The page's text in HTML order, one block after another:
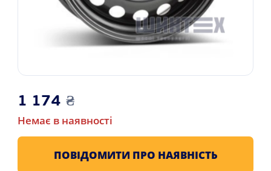
1 174 ₴
Немає в наявності
ПОВІДОМИТИ ПРО НАЯВНІСТЬ